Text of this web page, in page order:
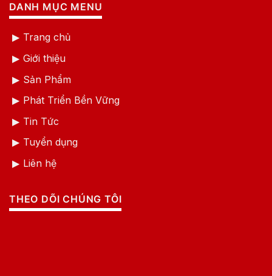
DANH MỤC MENU
Trang chủ
Giới thiệu
Sản Phẩm
Phát Triển Bền Vững
Tin Tức
Tuyển dụng
Liên hệ
THEO DÕI CHÚNG TÔI